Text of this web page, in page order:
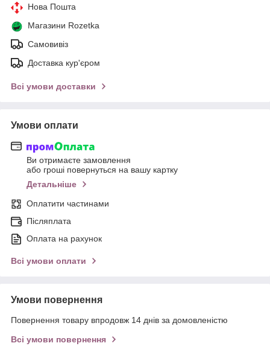
Нова Пошта
Магазини Rozetka
Самовивіз
Доставка кур'єром
Всі умови доставки
Умови оплати
Ви отримаєте замовлення
або гроші повернуться на вашу картку
Детальніше
Оплатити частинами
Післяплата
Оплата на рахунок
Всі умови оплати
Умови повернення
Повернення товару впродовж 14 днів за домовленістю
Всі умови повернення